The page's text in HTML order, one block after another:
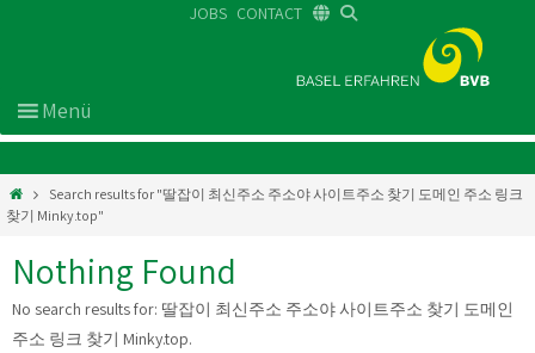
JOBS CONTACT
Search results for "딸잡이 최신주소 주소야 사이트주소 찾기 도메인 주소 링크
찾기 Minky.top"
Nothing Found
No search results for: 딸잡이 최신주소 주소야 사이트주소 찾기 도메인
주소 링크 찾기 Minky.top.